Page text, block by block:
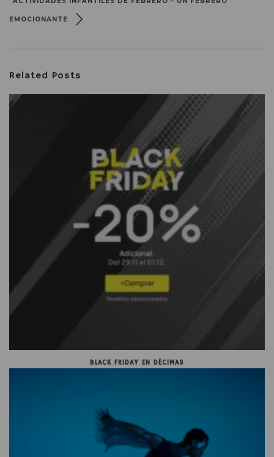
EMOCIONANTE
Related Posts
BLACK FRIDAY EN DÉCIMAS